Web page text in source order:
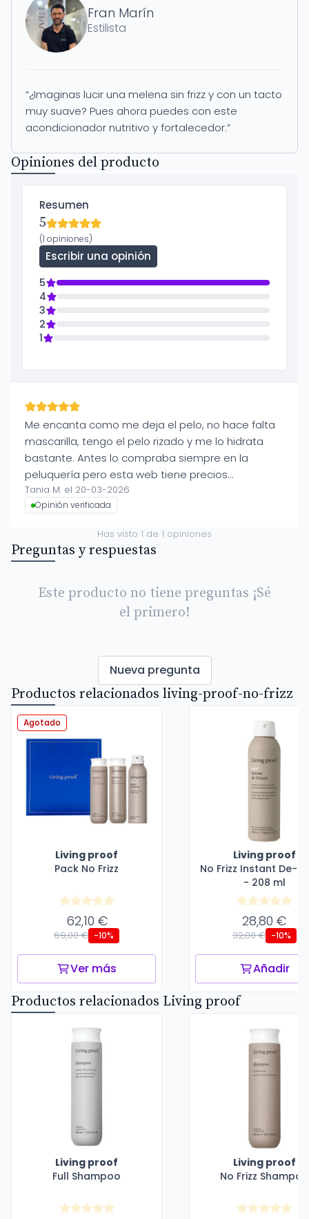
Fran Marín
Estilista
“¿Imaginas lucir una melena sin frizz y con un tacto
muy suave? Pues ahora puedes con este
acondicionador nutritivo y fortalecedor.”
Opiniones del producto
Resumen
5
(1 opiniones)
Escribir una opinión
5
4
3
2
1
Me encanta como me deja el pelo, no hace falta
mascarilla, tengo el pelo rizado y me lo hidrata
bastante. Antes lo compraba siempre en la
peluquería pero esta web tiene precios
competitivos y de un día para otro lo tienes en
casa sin problemas
Tania M. el 20-03-2026
Opinión verificada
Has visto 1 de 1 opiniones
Preguntas y respuestas
Este producto no tiene preguntas ¡Sé
el primero!
Nueva pregunta
Productos relacionados living-proof-no-frizz
Agotado
Living proof
Pack No Frizz
62,10 €
69,00 € -10%
Ver más
Living proof
No Frizz Instant De-
- 208 ml
28,80 €
32,00 € -10%
Añadir
Productos relacionados Living proof
Living proof
Full Shampoo
Living proof
No Frizz Shampoo